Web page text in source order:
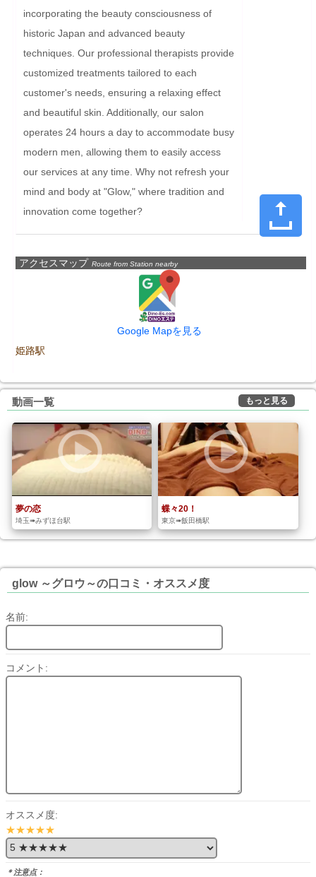
incorporating the beauty consciousness of
historic Japan and advanced beauty
techniques. Our professional therapists provide
customized treatments tailored to each
customer's needs, ensuring a relaxing effect
and beautiful skin. Additionally, our salon
operates 24 hours a day to accommodate busy
modern men, allowing them to easily access
our services at any time. Why not refresh your
mind and body at "Glow," where tradition and
innovation come together?
アクセスマップ Route from Station nearby
Google Mapを見る
姫路駅
動画一覧 もっと見る
夢の恋
埼玉➠みずほ台駅
蝶々20！
東京➠飯田橋駅
glow ～グロウ～の口コミ・オススメ度
名前:
コメント:
オススメ度:
★★★★★
＊注意点：